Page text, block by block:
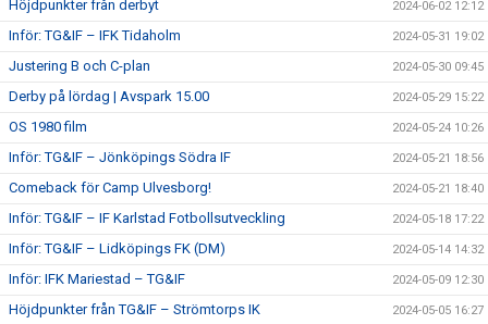
Höjdpunkter från derbyt 2024-06-02 12:12
Inför: TG&IF – IFK Tidaholm 2024-05-31 19:02
Justering B och C-plan 2024-05-30 09:45
Derby på lördag | Avspark 15.00 2024-05-29 15:22
OS 1980 film 2024-05-24 10:26
Inför: TG&IF – Jönköpings Södra IF 2024-05-21 18:56
Comeback för Camp Ulvesborg! 2024-05-21 18:40
Inför: TG&IF – IF Karlstad Fotbollsutveckling 2024-05-18 17:22
Inför: TG&IF – Lidköpings FK (DM) 2024-05-14 14:32
Inför: IFK Mariestad – TG&IF 2024-05-09 12:30
Höjdpunkter från TG&IF – Strömtorps IK 2024-05-05 16:27